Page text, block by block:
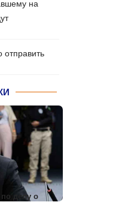
на
отправить
по делу о